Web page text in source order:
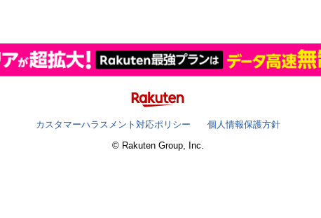
カスタマーハラスメント対応ポリシー
個人情報保護方針
© Rakuten Group, Inc.